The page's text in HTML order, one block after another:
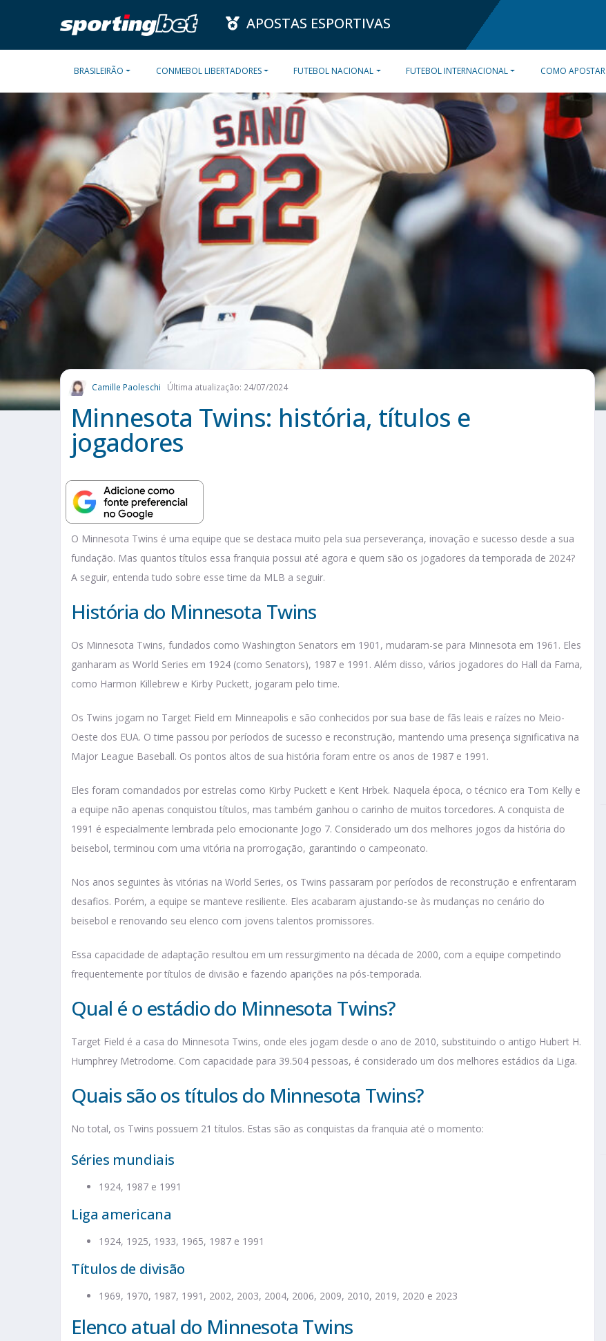
APOSTAS ESPORTIVAS
BRASILEIRÃO CONMEBOL LIBERTADORES FUTEBOL NACIONAL FUTEBOL INTERNACIONAL COMO APOSTAR
Camille Paoleschi Última atualização: 24/07/2024
Minnesota Twins: história, títulos e
jogadores
O Minnesota Twins é uma equipe que se destaca muito pela sua perseverança, inovação e sucesso desde a sua
fundação. Mas quantos títulos essa franquia possui até agora e quem são os jogadores da temporada de 2024?
A seguir, entenda tudo sobre esse time da MLB a seguir.
História do Minnesota Twins
Os Minnesota Twins, fundados como Washington Senators em 1901, mudaram-se para Minnesota em 1961. Eles
ganharam as World Series em 1924 (como Senators), 1987 e 1991. Além disso, vários jogadores do Hall da Fama,
como Harmon Killebrew e Kirby Puckett, jogaram pelo time.
Os Twins jogam no Target Field em Minneapolis e são conhecidos por sua base de fãs leais e raízes no Meio-
Oeste dos EUA. O time passou por períodos de sucesso e reconstrução, mantendo uma presença significativa na
Major League Baseball. Os pontos altos de sua história foram entre os anos de 1987 e 1991.
Eles foram comandados por estrelas como Kirby Puckett e Kent Hrbek. Naquela época, o técnico era Tom Kelly e
a equipe não apenas conquistou títulos, mas também ganhou o carinho de muitos torcedores. A conquista de
1991 é especialmente lembrada pelo emocionante Jogo 7. Considerado um dos melhores jogos da história do
beisebol, terminou com uma vitória na prorrogação, garantindo o campeonato.
Nos anos seguintes às vitórias na World Series, os Twins passaram por períodos de reconstrução e enfrentaram
desafios. Porém, a equipe se manteve resiliente. Eles acabaram ajustando-se às mudanças no cenário do
beisebol e renovando seu elenco com jovens talentos promissores.
Essa capacidade de adaptação resultou em um ressurgimento na década de 2000, com a equipe competindo
frequentemente por títulos de divisão e fazendo aparições na pós-temporada.
Qual é o estádio do Minnesota Twins?
Target Field é a casa do Minnesota Twins, onde eles jogam desde o ano de 2010, substituindo o antigo Hubert H.
Humphrey Metrodome. Com capacidade para 39.504 pessoas, é considerado um dos melhores estádios da Liga.
Quais são os títulos do Minnesota Twins?
No total, os Twins possuem 21 títulos. Estas são as conquistas da franquia até o momento:
Séries mundiais
1924, 1987 e 1991
Liga americana
1924, 1925, 1933, 1965, 1987 e 1991
Títulos de divisão
1969, 1970, 1987, 1991, 2002, 2003, 2004, 2006, 2009, 2010, 2019, 2020 e 2023
Elenco atual do Minnesota Twins